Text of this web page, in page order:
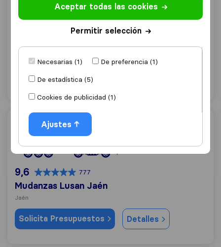
8,9
Mudanzas Y Guardamuebles La Seda
Solicita Presupuestos Detalles
Mudanzas Lusan Jaén
9,6 777
Mudanzas Lusan Jaén
Jaén
Solicita Presupuestos Detalles
Aceptar todas las cookies
Permitir selección
Necesarias (1)
De preferencia (1)
De estadística (5)
Cookies de publicidad (1)
Ajustes